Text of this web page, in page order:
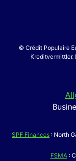
© Crédit Populaire
Kreditvermittler.
SPF Finances : North
FSMA: